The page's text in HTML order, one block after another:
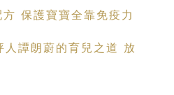
方 保護寶寶全靠免疫力
人譚朗蔚的育兒之道 放